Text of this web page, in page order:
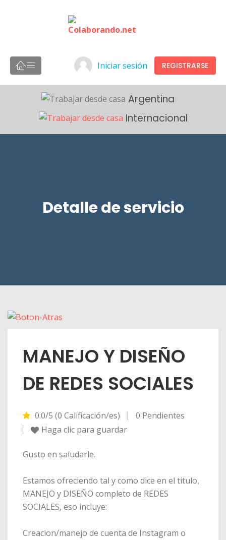
Iniciar sesión REGISTRARSE
Argentina
Internacional
Detalle de servicio
MANEJO Y DISEÑO
DE REDES SOCIALES
0.0/5 (0 Calificación/es)
0 Pendientes
Haga clic para guardar
Gusto en saludarle.
Estamos ofreciendo tal y como dice en el titulo,
MANEJO y DISEÑO completo de REDES
SOCIALES, eso incluye:
Creacion/manejo de cuenta de Instagram o